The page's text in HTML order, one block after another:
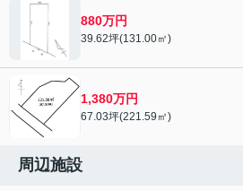
880万円
39.62坪(131.00㎡)
1,380万円
67.03坪(221.59㎡)
周辺施設